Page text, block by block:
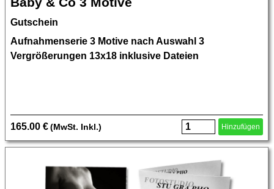
Gutschein
Aufnahmenserie 3 Motive nach Auswahl 3
Vergrößerungen 13x18 inklusive Dateien
165.00 € (MwSt. Inkl.) Hinzufügen